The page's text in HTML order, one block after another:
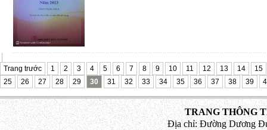
Trang trước 1 2 3 4 5 6 7 8 9 10 11 12 13 14
15
25
26 27 28 29 30 31 32 33 34 35 36 37 38 39
TRANG THÔNG
Địa chỉ: Đường Dương